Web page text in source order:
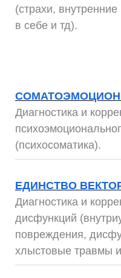
(страхи,
в себе и тд).
Диагностика и
психо
(психосоматика).
4 дневный семинар
ЕДИНСТВО
Диагностика и
дисфункций
повреждения,
хлыстовые травмы
4 дневный семинар